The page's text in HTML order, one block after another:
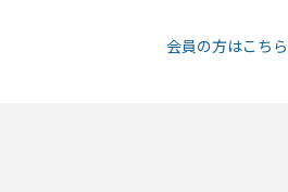
会員の方はこちら